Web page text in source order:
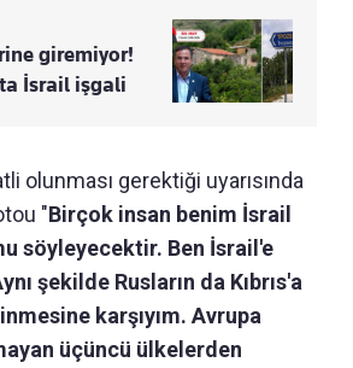
giremiyor!
İsrail işgali
olunması gerektiği uyarısında
"Birçok insan benim İsrail
söyleyecektir. Ben İsrail'e
şekilde Rusların da Kıbrıs'a
karşıyım. Avrupa
üçüncü ülkelerden